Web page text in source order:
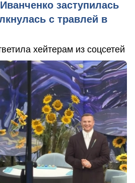
заступилась
с травлей в
хейтерам из соцсетей